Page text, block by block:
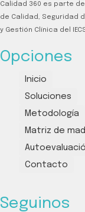
Calidad 360 es parte
de Calidad, Seguridad
y Gestión Clínica del
Opciones
Inicio
Soluciones
Metodología
Matriz de
Contacto
Seguinos